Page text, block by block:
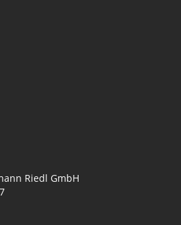
Riedl GmbH